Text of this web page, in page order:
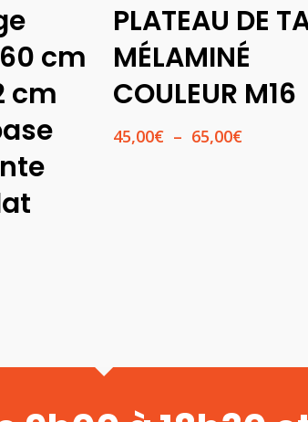
cm
cm
Options
PLATEAU DE
MÉLAMINÉ
COULEUR M16
45,00€ – 65,00€Plage